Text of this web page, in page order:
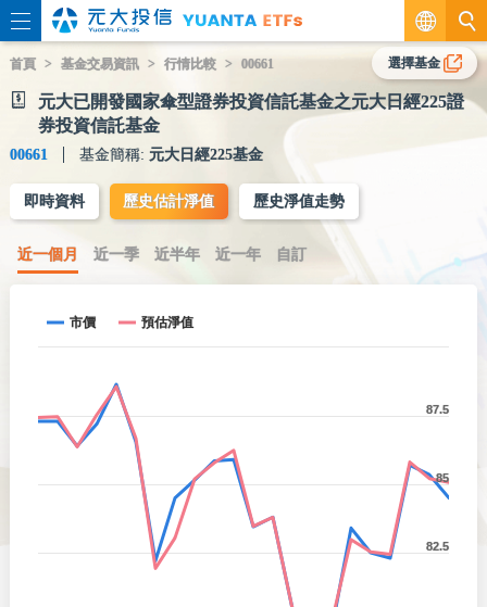
繁
EN
首頁 基金交易資訊 行情比較 00661
元大已開發國家傘型證券投資信託基金之元大日經225證
券投資信託基金
00661 基金簡稱: 元大日經225基金
選擇基金
即時資料 歷史估計淨值 歷史淨值走勢
近一個月 近一季 近半年 近一年 自訂
市價 預估淨值
82.5
85
87.5